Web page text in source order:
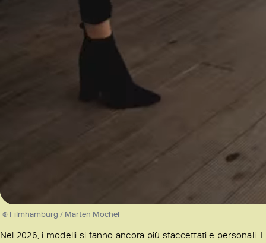
© Filmhamburg / Marten Mochel
Nel 2026, i modelli si fanno ancora più sfaccettati e